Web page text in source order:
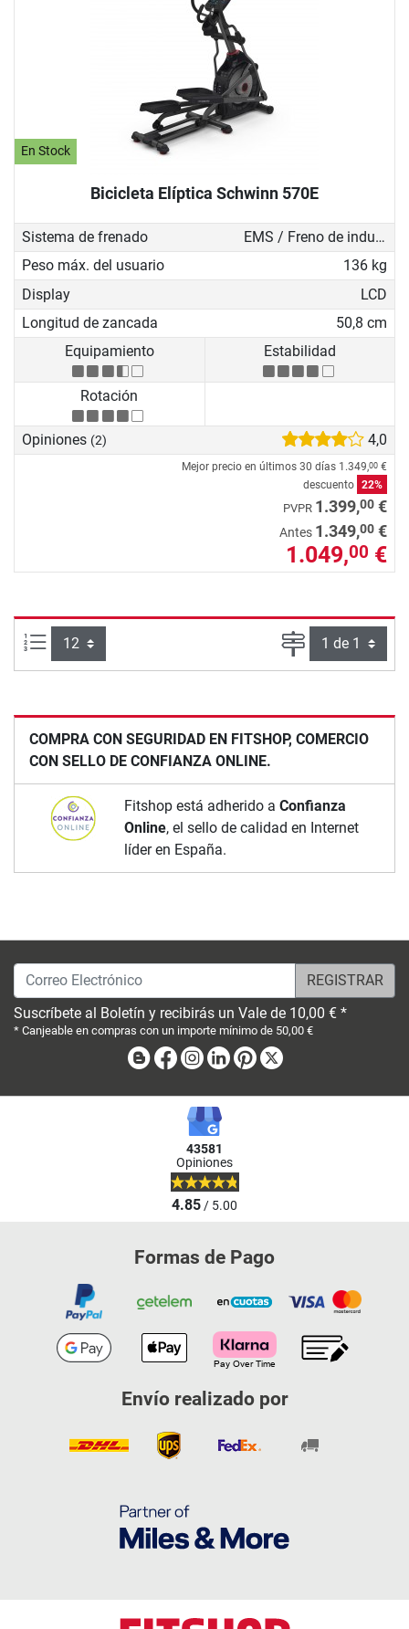
En Stock
Bicicleta Elíptica Schwinn 570E
Sistema de frenado
EMS / Freno de inducción
Peso máx. del usuario
136 kg
Display
LCD
Longitud de zancada
50,8 cm
Equipamiento
Estabilidad
Rotación
Opiniones (2) 4,0
Mejor precio en últimos 30 días 1.349,00 €
descuento 22%
PVPR 1.399,00 €
Antes 1.349,00 €
1.049,00 €
Artículos por página: Página
COMPRA CON SEGURIDAD EN FITSHOP, COMERCIO
CON SELLO DE CONFIANZA ONLINE.
Fitshop está adherido a Confianza
Online, el sello de calidad en Internet
líder en España.
Correo Electrónico
Suscríbete al Boletín y recibirás un Vale de 10,00 € *
* Canjeable en compras con un importe mínimo de 50,00 €
BlogFacebook
Instagram
LinkedinPinterest
43581
Opiniones
4.85/ 5.00
Formas de Pago
Envío realizado por